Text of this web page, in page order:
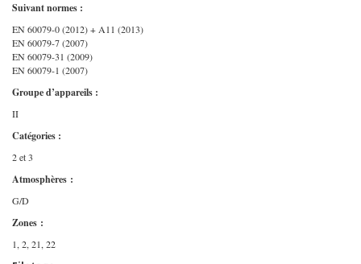
Suivant normes :
EN 60079-0 (2012) + A11 (2013)
EN 60079-7 (2007)
EN 60079-31 (2009)
EN 60079-1 (2007)
Groupe d’appareils :
II
Catégories :
2 et 3
Atmosphères :
G/D
Zones :
1, 2, 21, 22